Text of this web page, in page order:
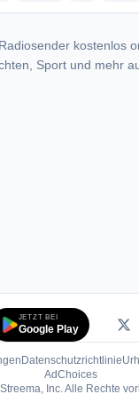
kostenlos
Sport und mehr
JETZT BEI
Google Play
Datenschutzrichtlinie
AdChoices(öffnet in
Inc. Alle Rechte